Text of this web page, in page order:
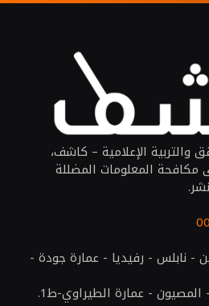
والتربية الإعلامية – كاشف،
المعلومات المضللة
- نابلس - رفيديا - عمارة جودة -
المصيون - عمارة الطيراوي-ط1.